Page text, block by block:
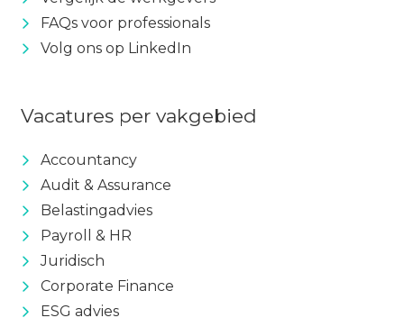
FAQs voor professionals
Volg ons op LinkedIn
Vacatures per vakgebied
Accountancy
Audit & Assurance
Belastingadvies
Payroll & HR
Juridisch
Corporate Finance
ESG advies